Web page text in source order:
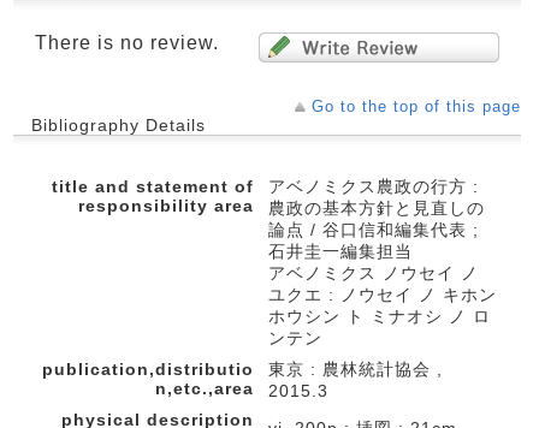
There is no review.
Go to the top of this page
Bibliography Details
title and statement of
responsibility area
アベノミクス農政の行方 :
農政の基本方針と見直しの
論点 / 谷口信和編集代表 ;
石井圭一編集担当
アベノミクス ノウセイ ノ
ユクエ : ノウセイ ノ キホン
ホウシン ト ミナオシ ノ ロ
ンテン
publication,distributio
n,etc.,area
東京 : 農林統計協会 ,
2015.3
physical description